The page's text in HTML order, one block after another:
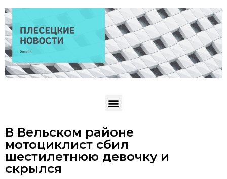
В Вельском районе
мотоциклист сбил
шестилетнюю девочку и
скрылся